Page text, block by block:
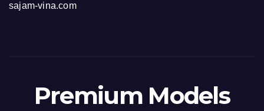
sajam-vina.com
Premium Models